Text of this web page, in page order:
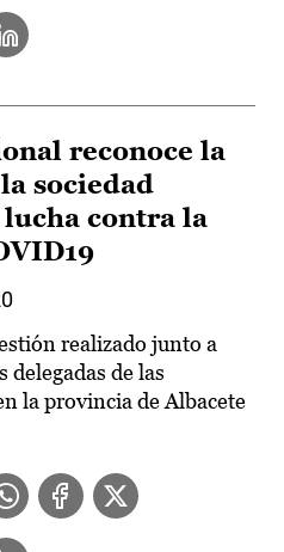
reconoce la
sociedad
lucha contra la
realizado junto a
delegadas de las
la provincia de Albacete